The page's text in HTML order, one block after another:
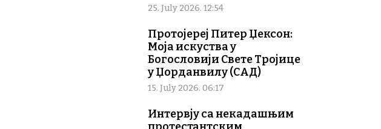
25. July 2026. 12:54
Протојереј Питер Џексон:
Моја искуства у
Богословији Свете Тројице
у Џорданвилу (САД)
15. July 2026. 06:17
Интервју са некадашњим